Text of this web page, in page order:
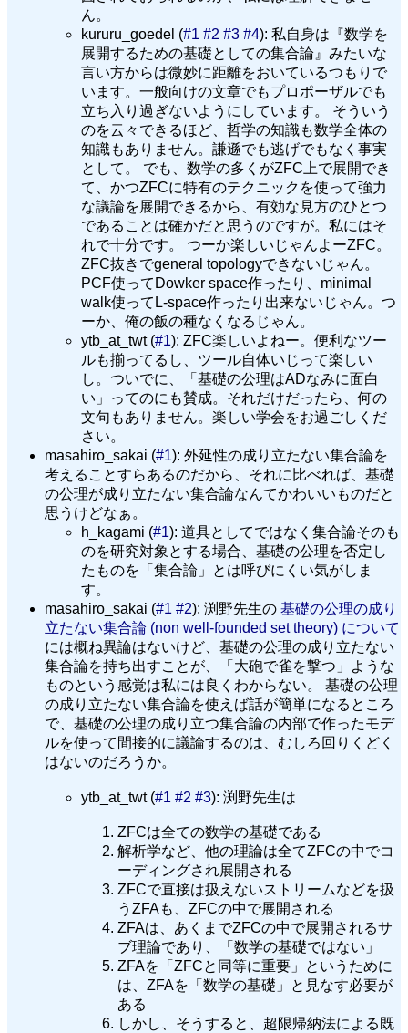
ん。
kururu_goedel (#1 #2 #3 #4): 私自身は『数学を
展開するための基礎としての集合論』みたいな
言い方からは微妙に距離をおいているつもりで
います。一般向けの文章でもプロポーザルでも
立ち入り過ぎないようにしています。 そういう
のを云々できるほど、哲学の知識も数学全体の
知識もありません。謙遜でも逃げでもなく事実
として。 でも、数学の多くがZFC上で展開でき
て、かつZFCに特有のテクニックを使って強力
な議論を展開できるから、有効な見方のひとつ
であることは確かだと思うのですが。私にはそ
れで十分です。 つーか楽しいじゃんよーZFC。
ZFC抜きでgeneral topologyできないじゃん。
PCF使ってDowker space作ったり、minimal
walk使ってL-space作ったり出来ないじゃん。つ
ーか、俺の飯の種なくなるじゃん。
ytb_at_twt (#1): ZFC楽しいよねー。便利なツー
ルも揃ってるし、ツール自体いじって楽しい
し。ついでに、「基礎の公理はADなみに面白
い」ってのにも賛成。それだけだったら、何の
文句もありません。楽しい学会をお過ごしくだ
さい。
masahiro_sakai (#1): 外延性の成り立たない集合論を
考えることすらあるのだから、それに比べれば、基礎
の公理が成り立たない集合論なんてかわいいものだと
思うけどなぁ。
h_kagami (#1): 道具としてではなく集合論そのも
のを研究対象とする場合、基礎の公理を否定し
たものを「集合論」とは呼びにくい気がしま
す。
masahiro_sakai (#1 #2): 渕野先生の 基礎の公理の成り
立たない集合論 (non well-founded set theory) について
には概ね異論はないけど、基礎の公理の成り立たない
集合論を持ち出すことが、「大砲で雀を撃つ」ような
ものという感覚は私には良くわからない。 基礎の公理
の成り立たない集合論を使えば話が簡単になるところ
で、基礎の公理の成り立つ集合論の内部で作ったモデ
ルを使って間接的に議論するのは、むしろ回りくどく
はないのだろうか。
ytb_at_twt (#1 #2 #3): 渕野先生は
ZFCは全ての数学の基礎である
解析学など、他の理論は全てZFCの中でコ
ーディングされ展開される
ZFCで直接は扱えないストリームなどを扱
うZFAも、ZFCの中で展開される
ZFAは、あくまでZFCの中で展開されるサ
ブ理論であり、「数学の基礎ではない」
ZFAを「ZFCと同等に重要」というために
は、ZFAを「数学の基礎」と見なす必要が
ある
しかし、そうすると、超限帰納法による既